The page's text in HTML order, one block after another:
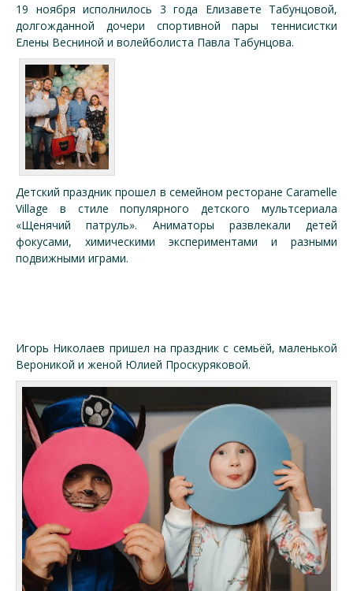
19 ноября исполнилось 3 года Елизавете Табунцовой,
долгожданной дочери спортивной пары теннисистки
Елены Весниной и волейболиста Павла Табунцова.
Детский праздник прошел в семейном ресторане Caramelle
Village в стиле популярного детского мультсериала
«Щенячий патруль». Аниматоры развлекали детей
фокусами, химическими экспериментами и разными
подвижными играми.
Игорь Николаев пришел на праздник с семьёй, маленькой
Вероникой и женой Юлией Проскуряковой.